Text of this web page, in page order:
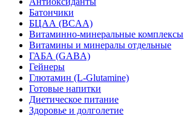
Батончики
БЦАА (BCAA)
Витаминно-минеральные комплексы
Витамины и минералы отдельные
ГАБА (GABA)
Гейнеры
Глютамин (L-Glutamine)
Готовые напитки
Диетическое питание
Здоровье и долголетие